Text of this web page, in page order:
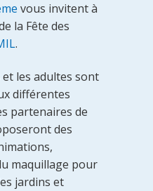
vous invitent à
la Fête des
.
les adultes sont
différentes
partenaires de
des
maquillage pour
jardins et